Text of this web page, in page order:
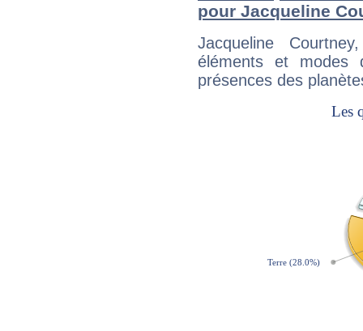
pour Jacqueline
Jacqueline
éléments et modes
présences des